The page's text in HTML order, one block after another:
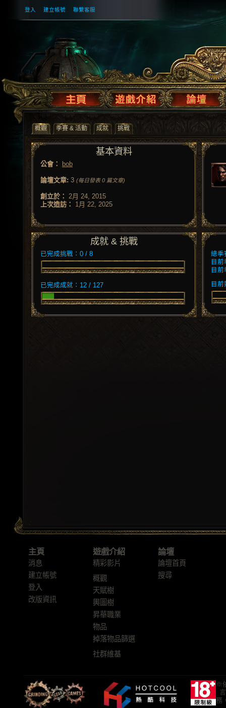
登入 建立帳號 聯繫客服
概觀 季賽 & 活動 成就 挑戰
基本資料
公會： bob
論壇文章: 3 (每日發表 0 篇文章)
創立於： 2月 24, 2015
上次造訪：
1月 22, 2025
成就 & 挑戰
已完成挑戰：0 / 8
已完成成就：12 / 127
總季
目
目
目
主頁
消息
建立帳號
登入
改版資訊
遊戲介紹
精彩影片
概觀
天賦樹
輿圖樹
昇華職業
物品
掉落物品篩選
社群維基
論壇
論壇首頁
搜尋
※
務